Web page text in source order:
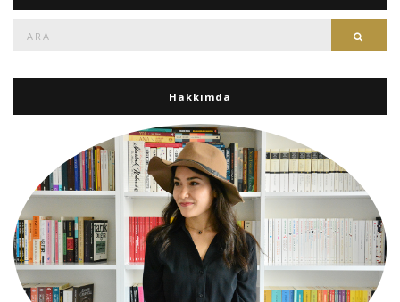
Hakkımda